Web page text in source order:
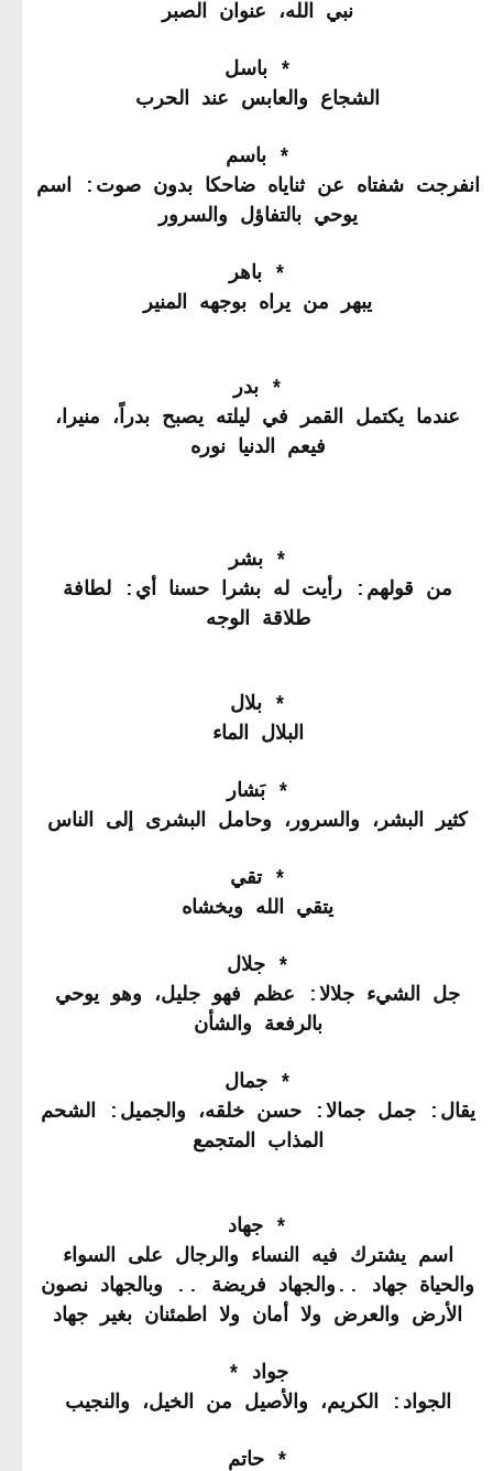
نبي الله، عنوان الصبر
* باسل
الشجاع والعابس عند الحرب
* باسم
انفرجت شفتاه عن ثناياه ضاحكا بدون صوت: اسم
يوحي بالتفاؤل والسرور
* باهر
يبهر من يراه بوجهه المنير
* بدر
عندما يكتمل القمر في ليلته يصبح بدراً، منيرا،
فيعم الدنيا نوره
* بشر
من قولهم: رأيت له بشرا حسنا أي: لطافة
طلاقة الوجه
* بلال
البلال الماء
* بَشار
كثير البشر، والسرور، وحامل البشرى إلى الناس
* تقي
يتقي الله ويخشاه
* جلال
جل الشيء جلالا: عظم فهو جليل، وهو يوحي
بالرفعة والشأن
* جمال
يقال: جمل جمالا: حسن خلقه، والجميل: الشحم
المذاب المتجمع
* جهاد
اسم يشترك فيه النساء والرجال على السواء
والحياة جهاد ..والجهاد فريضة .. وبالجهاد نصون
الأرض والعرض ولا أمان ولا اطمئنان بغير جهاد
جواد *
الجواد: الكريم، والأصيل من الخيل، والنجيب
* حاتم